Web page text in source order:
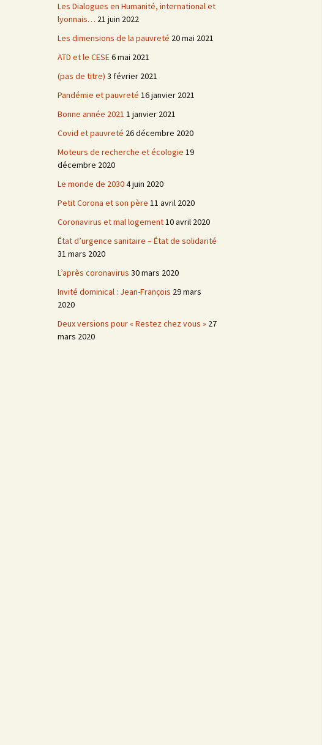
Les Dialogues en Humanité, international et
lyonnais… 21 juin 2022
Les dimensions de la pauvreté 20 mai 2021
ATD et le CESE6 mai 2021
(pas de titre) 3 février 2021
Pandémie et pauvreté 16 janvier 2021
Bonne année 2021 1 janvier 2021
Covid et pauvreté 26 décembre 2020
Moteurs de recherche et écologie 19
décembre 2020
Le monde de 20304 juin 2020
Petit Corona et son père 11 avril 2020
Coronavirus et mal logement10 avril 2020
État d’urgence sanitaire – État de solidarité
31 mars 2020
L’après coronavirus 30 mars 2020
Invité dominical : Jean-François 29 mars
2020
Deux versions pour « Restez chez vous » 27
mars 2020